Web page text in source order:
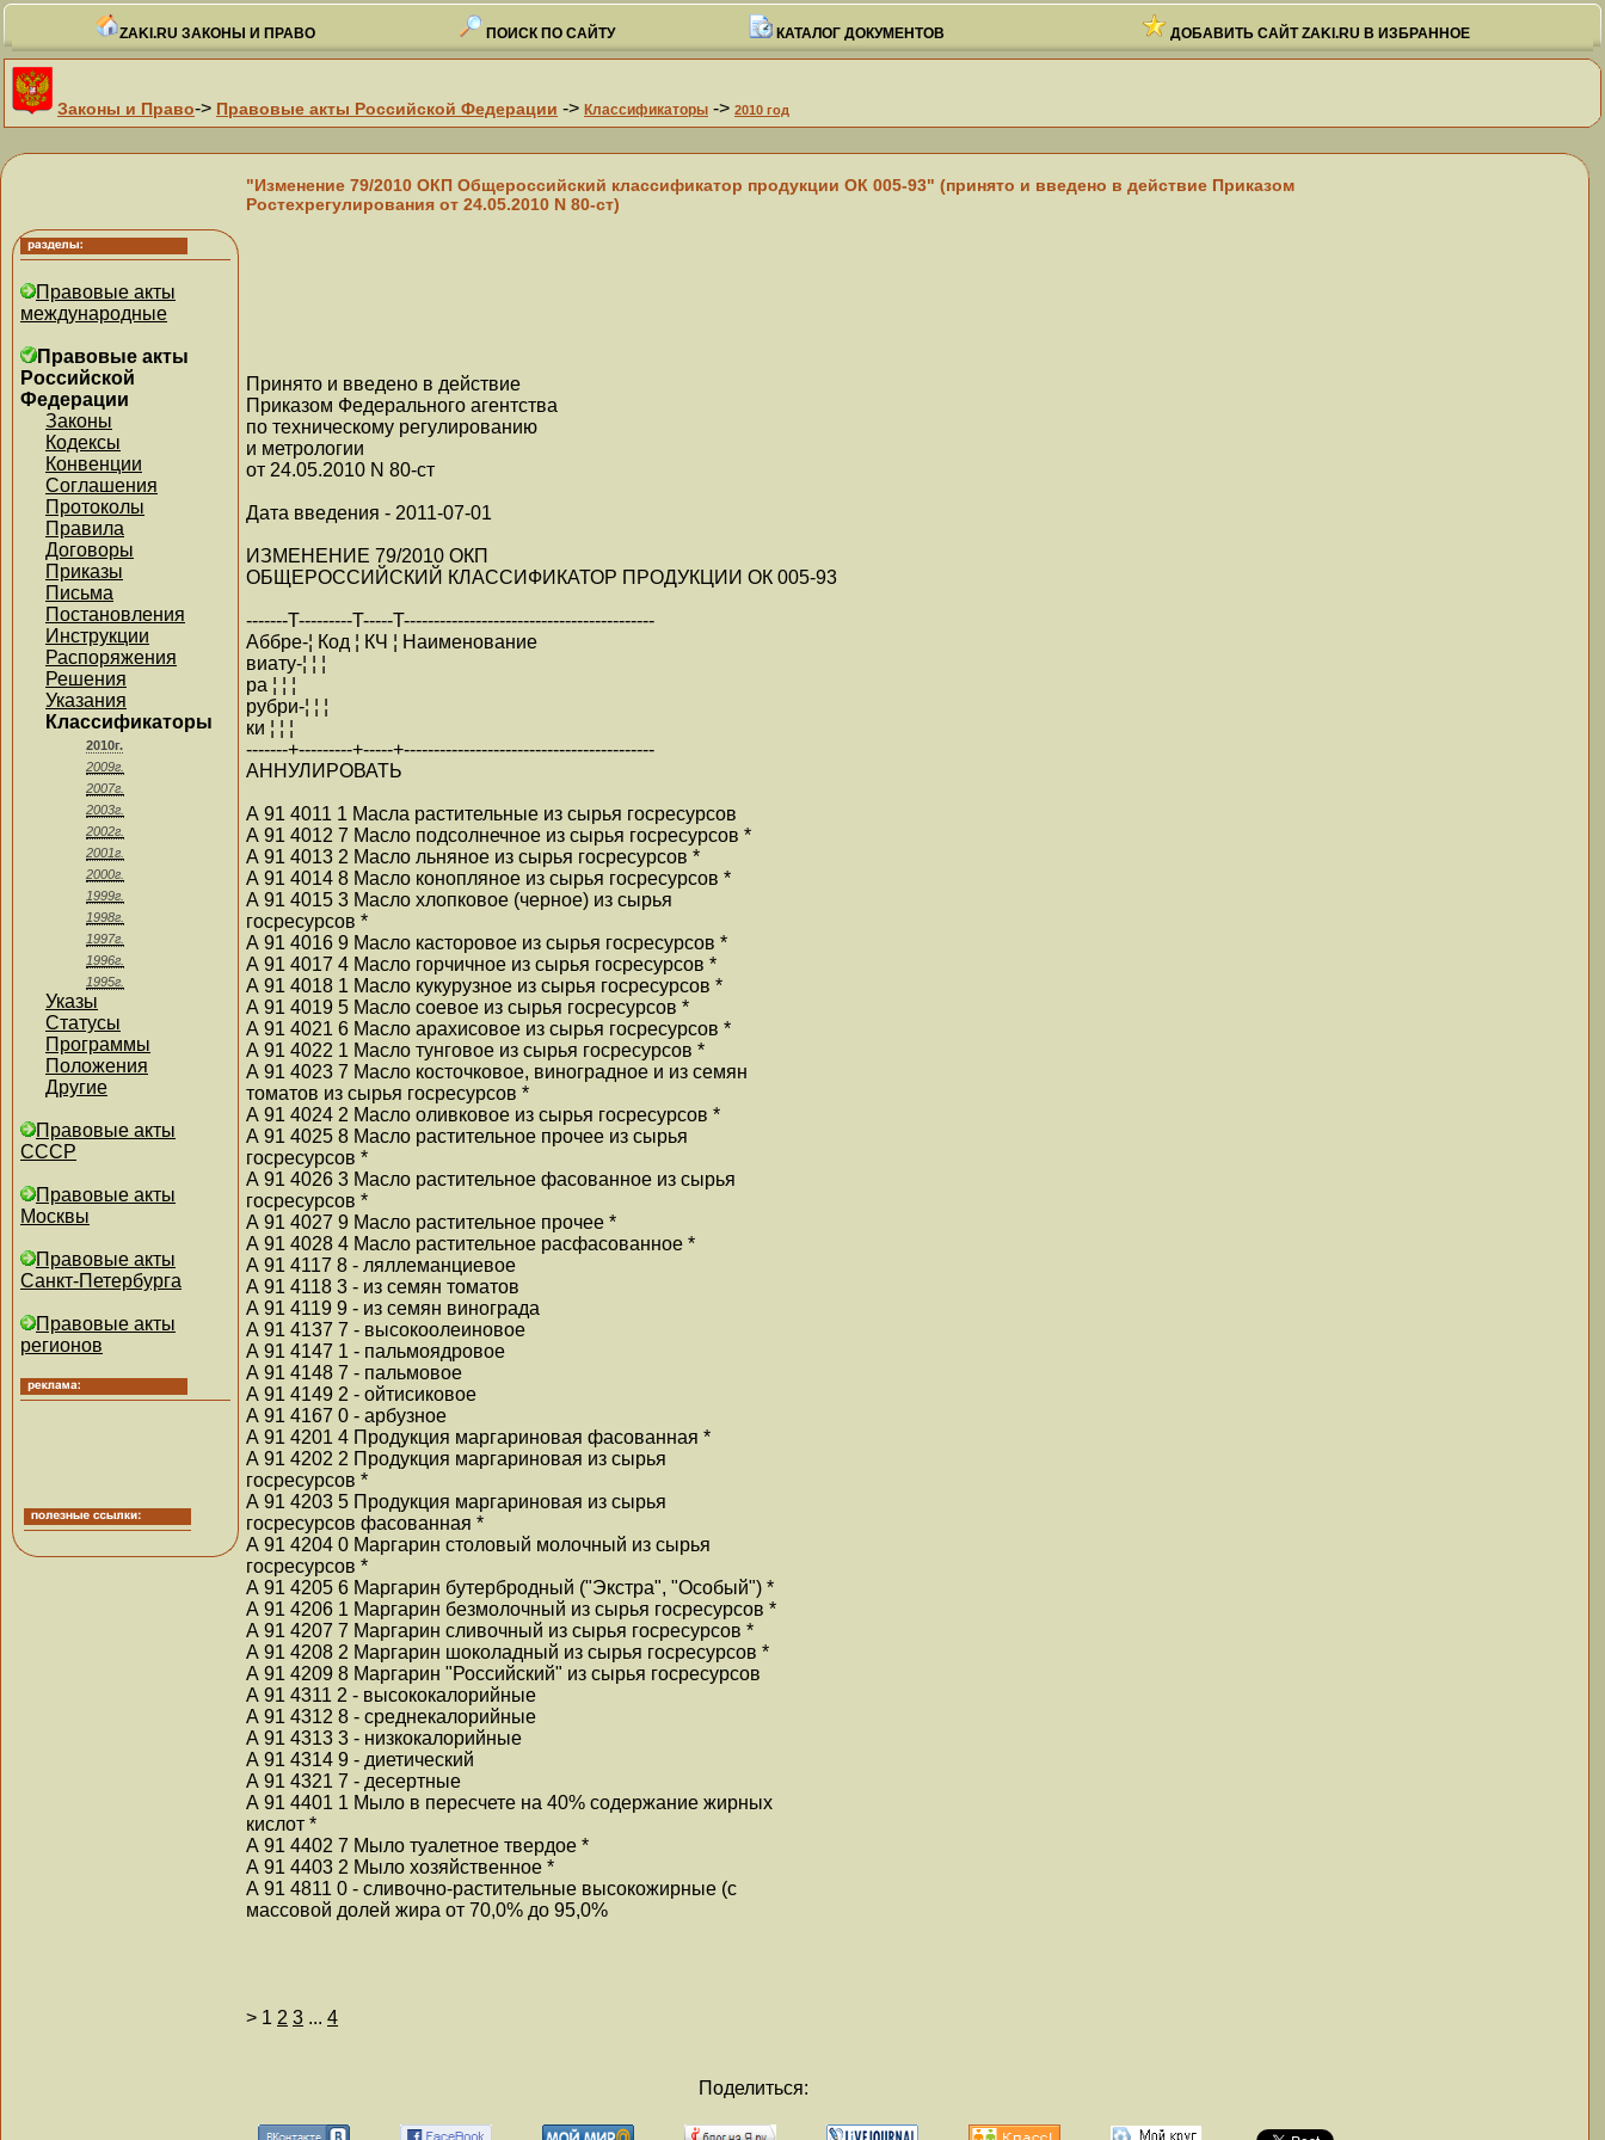
ZAKI.RU ЗАКОНЫ И ПРАВО ПОИСК ПО САЙТУ КАТАЛОГ ДОКУМЕНТОВ ДОБАВИТЬ САЙТ ZAKI.RU В ИЗБРАННОЕ
Законы и Право-> Правовые акты Российской Федерации -> Классификаторы -> 2010 год
Правовые акты
международные
Правовые акты
Российской
Федерации
Законы
Кодексы
Конвенции
Соглашения
Протоколы
Правила
Договоры
Приказы
Письма
Постановления
Инструкции
Распоряжения
Решения
Указания
Классификаторы
2010г.
2009г.
2007г.
2003г.
2002г.
2001г.
2000г.
1999г.
1998г.
1997г.
1996г.
1995г.
Указы
Статусы
Программы
Положения
Другие
Правовые акты
СССР
Правовые акты
Москвы
Правовые акты
Санкт-Петербурга
Правовые акты
регионов
"Изменение 79/2010 ОКП Общероссийский классификатор продукции ОК 005-93" (принято и введено в действие Приказом
Ростехрегулирования от 24.05.2010 N 80-ст)
Принято и введено в действие
Приказом Федерального агентства
по техническому регулированию
и метрологии
от 24.05.2010 N 80-ст
Дата введения - 2011-07-01
ИЗМЕНЕНИЕ 79/2010 ОКП
ОБЩЕРОССИЙСКИЙ КЛАССИФИКАТОР ПРОДУКЦИИ ОК 005-93
-------T---------T-----T------------------------------------------
Аббре-¦ Код ¦ КЧ ¦ Наименование
виату-¦ ¦ ¦
ра ¦ ¦ ¦
рубри-¦ ¦ ¦
ки ¦ ¦ ¦
-------+---------+-----+------------------------------------------
АННУЛИРОВАТЬ
А 91 4011 1 Масла растительные из сырья госресурсов
А 91 4012 7 Масло подсолнечное из сырья госресурсов *
А 91 4013 2 Масло льняное из сырья госресурсов *
А 91 4014 8 Масло конопляное из сырья госресурсов *
А 91 4015 3 Масло хлопковое (черное) из сырья
госресурсов *
А 91 4016 9 Масло касторовое из сырья госресурсов *
А 91 4017 4 Масло горчичное из сырья госресурсов *
А 91 4018 1 Масло кукурузное из сырья госресурсов *
А 91 4019 5 Масло соевое из сырья госресурсов *
А 91 4021 6 Масло арахисовое из сырья госресурсов *
А 91 4022 1 Масло тунговое из сырья госресурсов *
А 91 4023 7 Масло косточковое, виноградное и из семян
томатов из сырья госресурсов *
А 91 4024 2 Масло оливковое из сырья госресурсов *
А 91 4025 8 Масло растительное прочее из сырья
госресурсов *
А 91 4026 3 Масло растительное фасованное из сырья
госресурсов *
А 91 4027 9 Масло растительное прочее *
А 91 4028 4 Масло растительное расфасованное *
А 91 4117 8 - ляллеманциевое
А 91 4118 3 - из семян томатов
А 91 4119 9 - из семян винограда
А 91 4137 7 - высокоолеиновое
А 91 4147 1 - пальмоядровое
А 91 4148 7 - пальмовое
А 91 4149 2 - ойтисиковое
А 91 4167 0 - арбузное
А 91 4201 4 Продукция маргариновая фасованная *
А 91 4202 2 Продукция маргариновая из сырья
госресурсов *
А 91 4203 5 Продукция маргариновая из сырья
госресурсов фасованная *
А 91 4204 0 Маргарин столовый молочный из сырья
госресурсов *
А 91 4205 6 Маргарин бутербродный ("Экстра", "Особый") *
А 91 4206 1 Маргарин безмолочный из сырья госресурсов *
А 91 4207 7 Маргарин сливочный из сырья госресурсов *
А 91 4208 2 Маргарин шоколадный из сырья госресурсов *
А 91 4209 8 Маргарин "Российский" из сырья госресурсов
А 91 4311 2 - высококалорийные
А 91 4312 8 - среднекалорийные
А 91 4313 3 - низкокалорийные
А 91 4314 9 - диетический
А 91 4321 7 - десертные
А 91 4401 1 Мыло в пересчете на 40% содержание жирных
кислот *
А 91 4402 7 Мыло туалетное твердое *
А 91 4403 2 Мыло хозяйственное *
А 91 4811 0 - сливочно-растительные высокожирные (с
массовой долей жира от 70,0% до 95,0%
> 1 2 3 ... 4
Поделиться: